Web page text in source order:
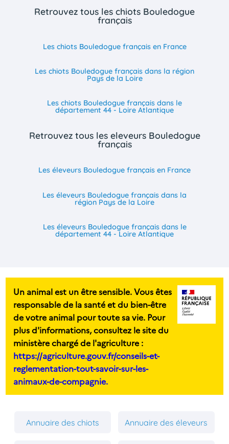
Retrouvez tous les chiots Bouledogue
français
Les chiots Bouledogue français en France
Les chiots Bouledogue français dans la région
Pays de la Loire
Les chiots Bouledogue français dans le
département 44 - Loire Atlantique
Retrouvez tous les eleveurs Bouledogue
français
Les éleveurs Bouledogue français en France
Les éleveurs Bouledogue français dans la
région Pays de la Loire
Les éleveurs Bouledogue français dans le
département 44 - Loire Atlantique
Un animal est un être sensible. Vous êtes
responsable de la santé et du bien-être
de votre animal pour toute sa vie. Pour
plus d'informations, consultez le site du
ministère chargé de l'agriculture :
https://agriculture.gouv.fr/conseils-et-
reglementation-tout-savoir-sur-les-
animaux-de-compagnie.
Annuaire des chiots Annuaire des éleveurs